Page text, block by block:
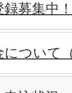
募集中
ついて